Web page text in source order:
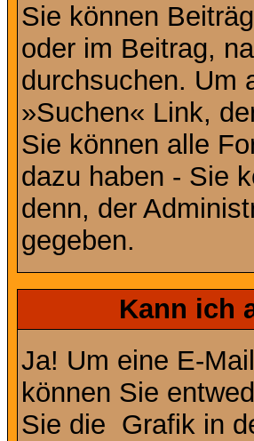
Sie können
oder im Beitrag,
durchsuchen. Um
»Suchen« Link,
Sie können alle
dazu haben - Sie
denn, der
gegeben.
Kann ich
Ja! Um eine E-
können Sie
Sie die Grafik in